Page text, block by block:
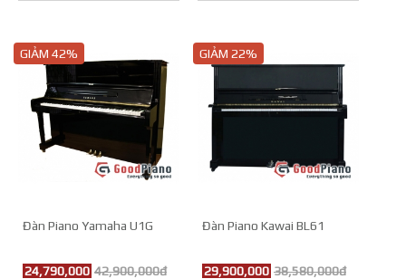
GIẢM 42%
Đàn Piano Yamaha U1G
24,790,000 42,900,000đ
GIẢM 22%
Đàn Piano Kawai BL61
29,900,000 38,580,000đ